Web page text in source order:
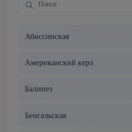
Абиссинская
Американский керл
Балинез
Бенгальская